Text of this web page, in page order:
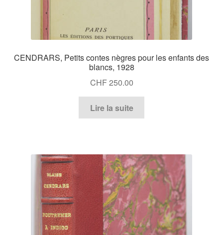
CENDRARS, Petits contes nègres pour les enfants des
blancs, 1928
CHF250.00
Lire la suite